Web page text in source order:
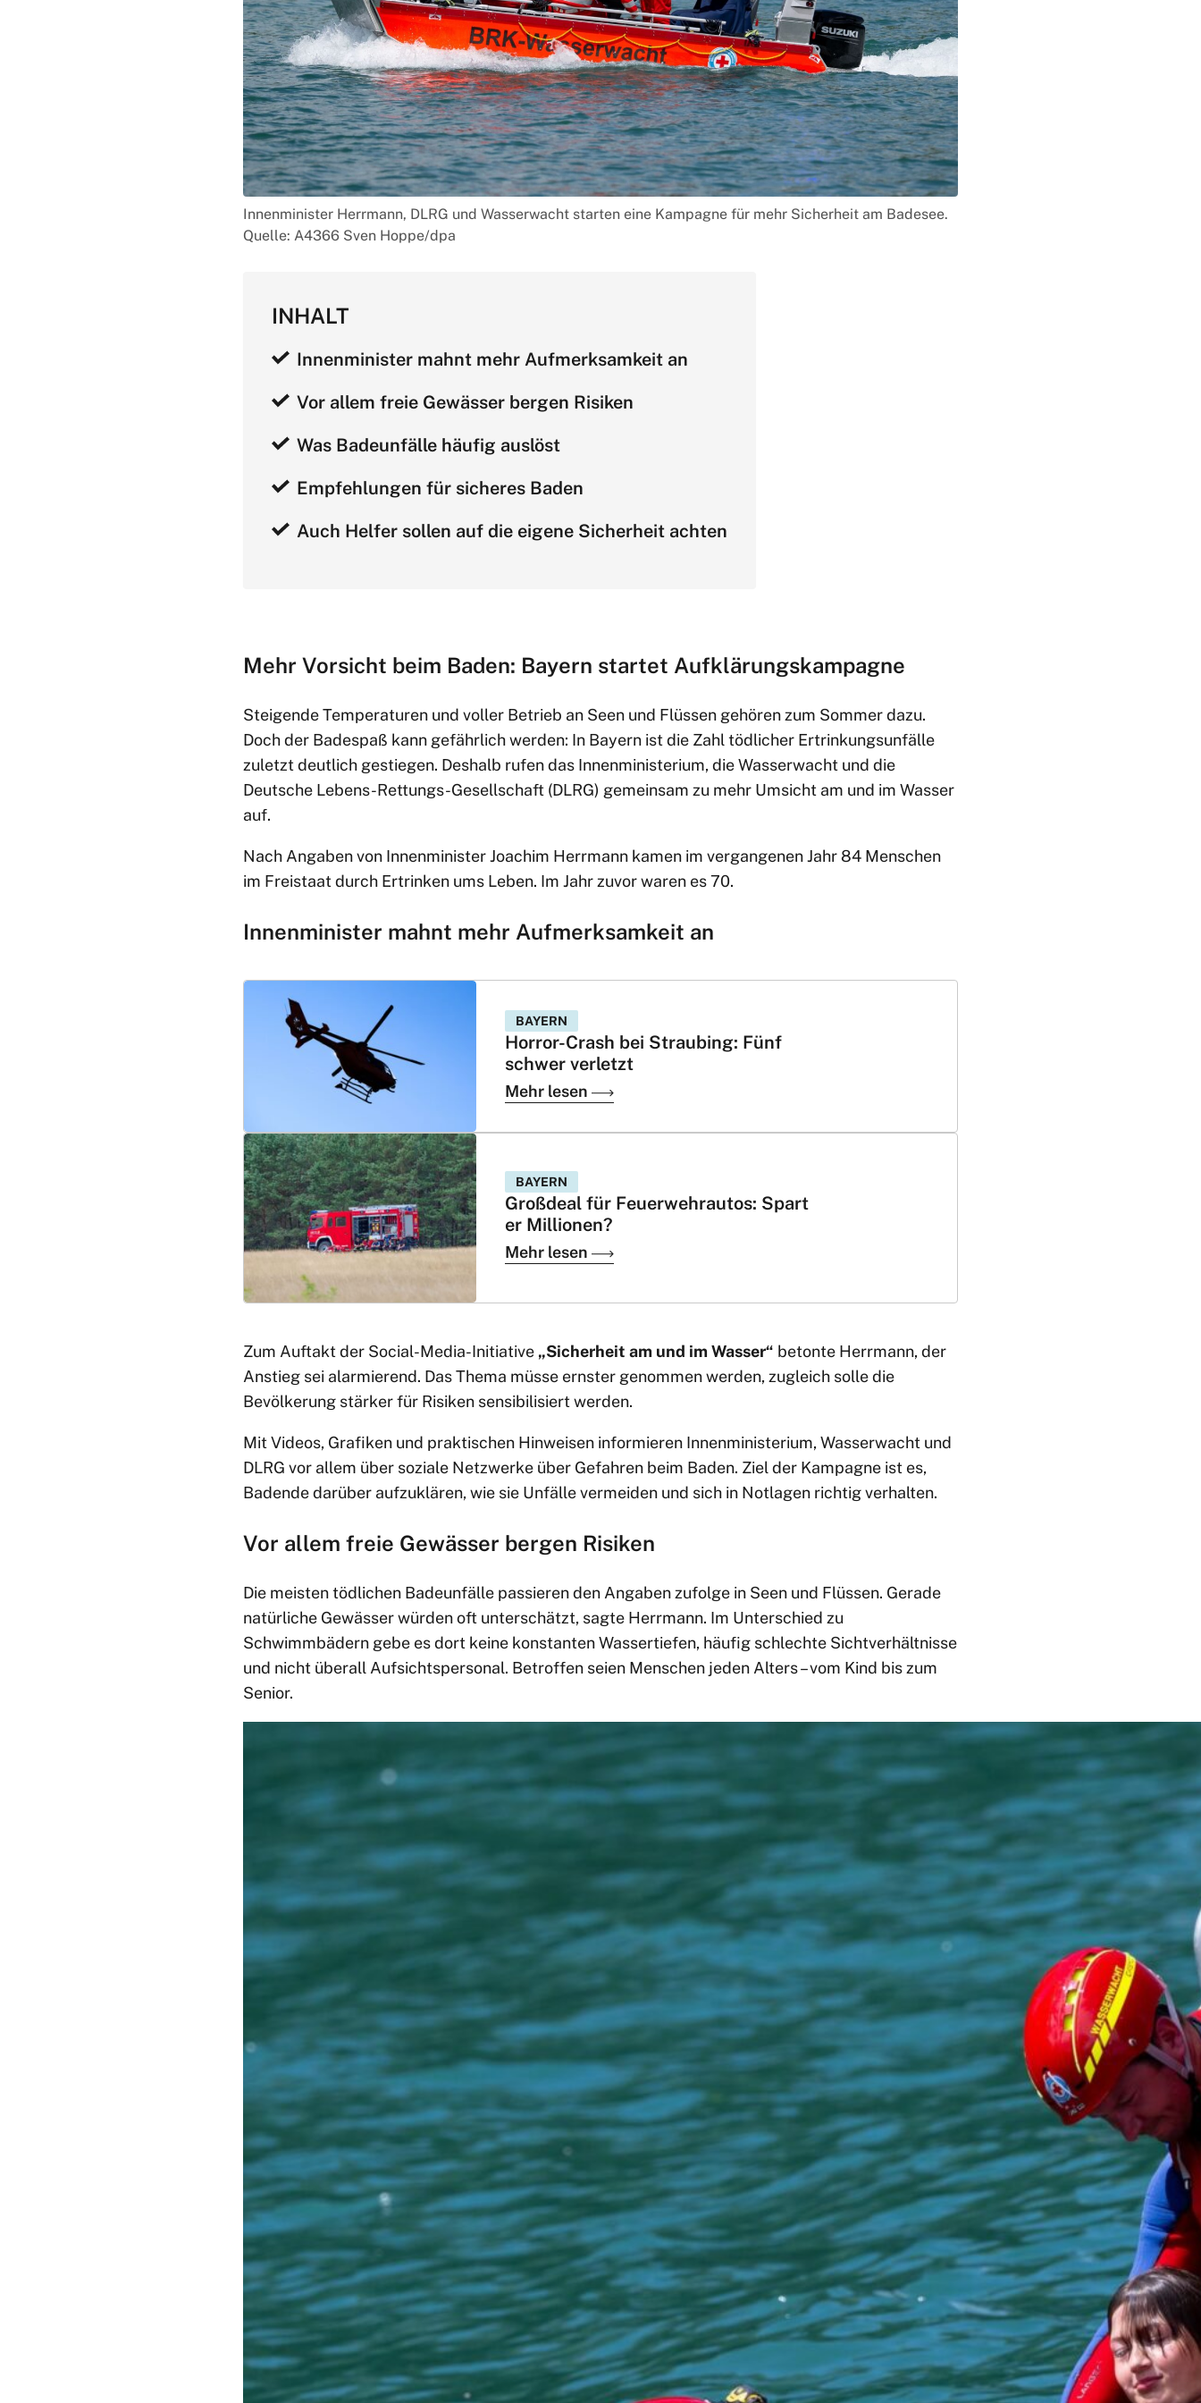
Innenminister Herrmann, DLRG und Wasserwacht starten eine Kampagne für mehr Sicherheit am Badesee.
Quelle: A4366 Sven Hoppe/dpa
INHALT
Innenminister mahnt mehr Aufmerksamkeit an
Vor allem freie Gewässer bergen Risiken
Was Badeunfälle häufig auslöst
Empfehlungen für sicheres Baden
Auch Helfer sollen auf die eigene Sicherheit achten
Mehr Vorsicht beim Baden: Bayern startet Aufklärungskampagne
Steigende Temperaturen und voller Betrieb an Seen und Flüssen gehören zum Sommer dazu.
Doch der Badespaß kann gefährlich werden: In Bayern ist die Zahl tödlicher Ertrinkungsunfälle
zuletzt deutlich gestiegen. Deshalb rufen das Innenministerium, die Wasserwacht und die
Deutsche Lebens-Rettungs-Gesellschaft (DLRG) gemeinsam zu mehr Umsicht am und im Wasser
auf.
Nach Angaben von Innenminister Joachim Herrmann kamen im vergangenen Jahr 84 Menschen
im Freistaat durch Ertrinken ums Leben. Im Jahr zuvor waren es 70.
Innenminister mahnt mehr Aufmerksamkeit an
BAYERN
Horror-Crash bei Straubing: Fünf
schwer verletzt
Mehr lesen
BAYERN
Großdeal für Feuerwehrautos: Spart
er Millionen?
Mehr lesen
Zum Auftakt der Social-Media-Initiative „Sicherheit am und im Wasser“ betonte Herrmann, der
Anstieg sei alarmierend. Das Thema müsse ernster genommen werden, zugleich solle die
Bevölkerung stärker für Risiken sensibilisiert werden.
Mit Videos, Grafiken und praktischen Hinweisen informieren Innenministerium, Wasserwacht und
DLRG vor allem über soziale Netzwerke über Gefahren beim Baden. Ziel der Kampagne ist es,
Badende darüber aufzuklären, wie sie Unfälle vermeiden und sich in Notlagen richtig verhalten.
Vor allem freie Gewässer bergen Risiken
Die meisten tödlichen Badeunfälle passieren den Angaben zufolge in Seen und Flüssen. Gerade
natürliche Gewässer würden oft unterschätzt, sagte Herrmann. Im Unterschied zu
Schwimmbädern gebe es dort keine konstanten Wassertiefen, häufig schlechte Sichtverhältnisse
und nicht überall Aufsichtspersonal. Betroffen seien Menschen jeden Alters – vom Kind bis zum
Senior.